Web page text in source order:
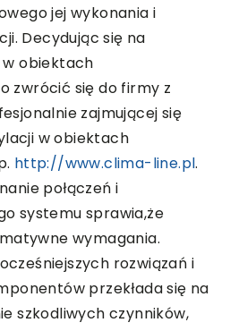
jej wykonania i
Decydując się na
obiektach
zwrócić się do firmy z
zajmującej się
w obiektach
http://www.clima-line.pl.
połączeń i
systemu sprawia,że
wymagania.
rozwiązań i
przekłada się na
szkodliwych czynników,